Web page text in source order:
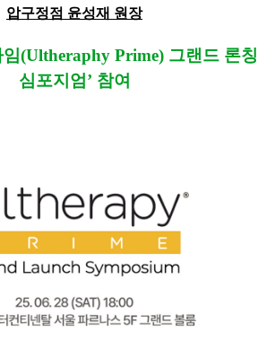
압구정점 윤성재 원장
임(Ultheraphy Prime) 그랜드 론칭
심포지엄’ 참여